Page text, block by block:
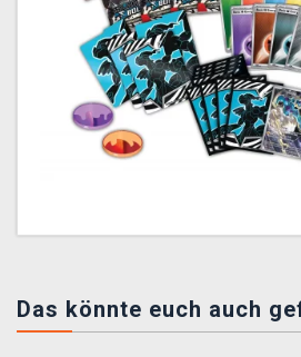
Das könnte euch auch